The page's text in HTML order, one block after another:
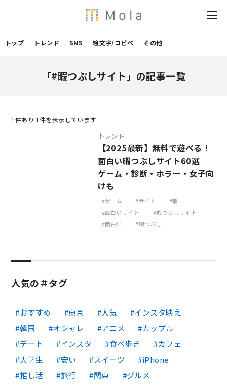
トップ トレンド SNS 絵文字/コピペ その他
「#暇つぶしサイト」の記事一覧
1 件あり 1件を表示しています
トレンド
【2025最新】無料で遊べる！
面白い暇つぶしサイト60選｜
ゲーム・診断・ホラー・女子向
けも
ゲーム サイト
暇
面白いサイト
暇つぶしサイト
面白い
暇つぶし
人気の＃タグ
おすすめ 東京 人気
インスタ映え
韓国
オシャレ アニメ
カップル
デート
インスタ 食べ歩き
カフェ
大学生
安い スイーツ
iPhone
推し活
旅行 関東 グルメ